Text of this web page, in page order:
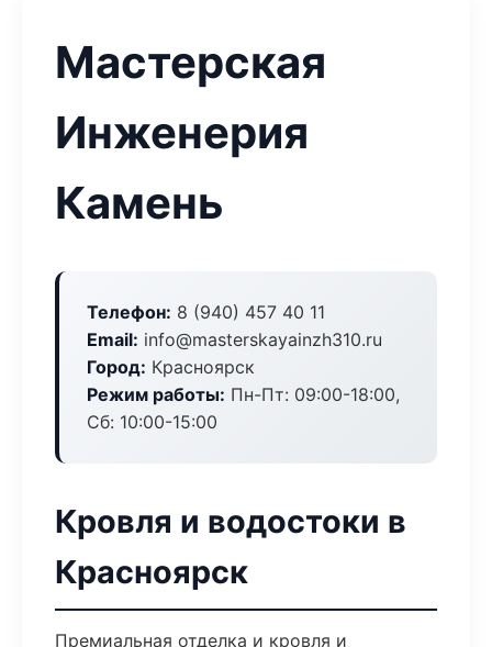
Мастерская
Инженерия
Камень
Телефон: 8 (940) 457 40 11
Email: info@masterskayainzh310.ru
Город: Красноярск
Режим работы: Пн-Пт: 09:00-18:00,
Сб: 10:00-15:00
Кровля и водостоки в
Красноярск
Премиальная отделка и кровля и